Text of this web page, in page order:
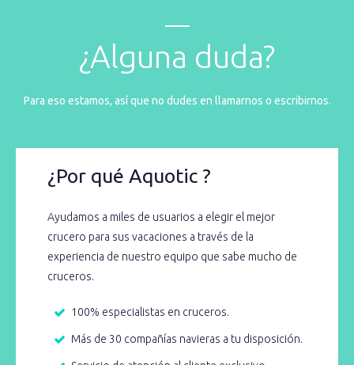
¿Alguna duda?
Para eso estamos, así que no dudes en llamarnos o escribirnos.
¿Por qué Aquotic ?
Ayudamos a miles de usuarios a elegir el mejor
crucero para sus vacaciones a través de la
experiencia de nuestro equipo que sabe mucho de
cruceros.
100% especialistas en cruceros.
Más de 30 compañías navieras a tu disposición.